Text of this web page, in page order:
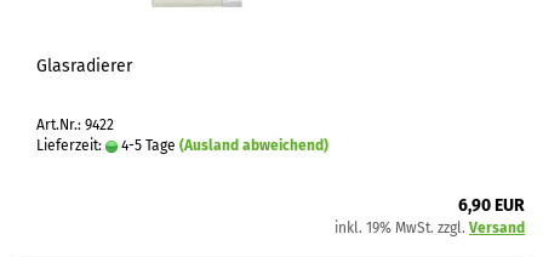
Glasradierer
Art.Nr.: 9422
Lieferzeit:
4-5 Tage (Ausland abweichend)
6,90 EUR
inkl. 19% MwSt. zzgl. Versand